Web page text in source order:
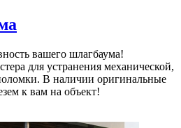
вашего шлагбаума!
для устранения механической,
В наличии оригинальные
к вам на объект!